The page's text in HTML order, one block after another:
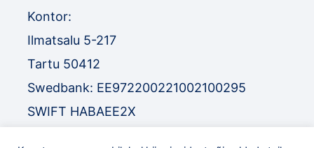
Kontor:
Ilmatsalu 5-217
Tartu 50412
Swedbank: EE972200221002100295
SWIFT HABAEE2X